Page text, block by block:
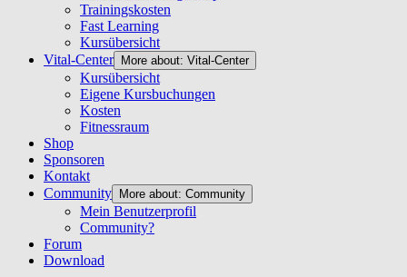
Trainingskosten
Fast Learning
Kursübersicht
Vital-Center
More about: Vital-Center
Kursübersicht
Eigene Kursbuchungen
Kosten
Fitnessraum
Shop
Sponsoren
Kontakt
Community
More about: Community
Mein Benutzerprofil
Community?
Forum
Download